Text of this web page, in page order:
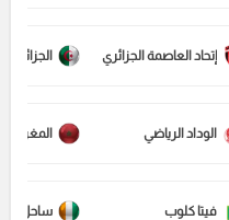
إتحاد العاصمة الجزائري الجزائر
الوداد الرياضي المغرب
فيتا كلوب ساحل